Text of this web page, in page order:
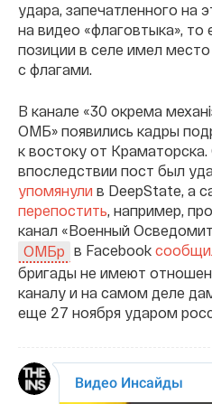
удара, запечатленного на
на видео «флаговтыка», то
позиции в селе имел
с флагами.
В канале «30 окрема
ОМБ» появились кадры
к востоку от
впоследствии пост был
упомянули в DeepState, а
перепостить, например,
канал «Военный
ОМБр в Facebook
бригады не имеют
каналу и на самом деле
еще 27 ноября ударом